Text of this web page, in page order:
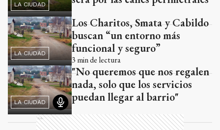
LA CIUDAD
LA CIUDAD
Los Charitos, Smata y Cabildo
buscan “un entorno más
funcional y seguro”
3 min de lectura
LA CIUDAD
"No queremos que nos regalen
nada, solo que los servicios
puedan llegar al barrio"
Ads